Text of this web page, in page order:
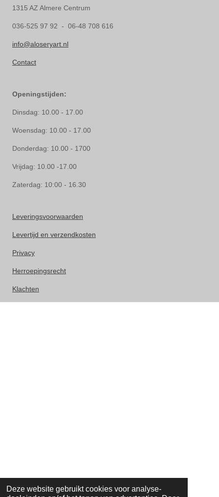
Deze website gebruikt cookies voor analyse-
1315 AZ Almere Centrum
036-525 97 92 - 06-48 708 616
info@aloseryart.nl
Contact
Openingstijden:
Dinsdag: 10.00 - 17.00
Woensdag: 10.00 - 17.00
Donderdag: 10.00 - 1700
Vrijdag: 10.00 -17.00
Zaterdag: 10:00 - 16.30
Leveringsvoorwaarden
Levertijd en verzendkosten
Privacy
Herroepingsrecht
Klachten